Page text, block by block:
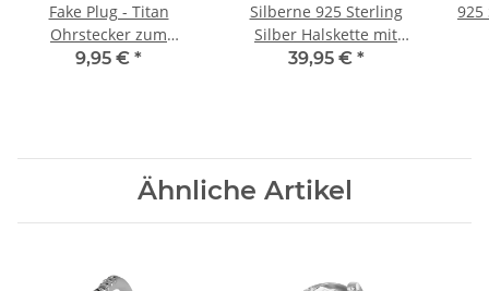
Fake Plug - Titan
Ohrstecker zum
Schrauben - Schwarz
9,95 € *
Silberne 925 Sterling
Silber Halskette mit
glänzendem Kreuz
39,95 € *
925
Ähnliche Artikel